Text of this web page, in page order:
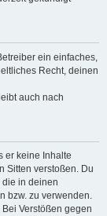
ein einfaches,
Recht, deinen
auch nach
er keine Inhalte
Sitten verstoßen. Du
die in deinen
bzw. zu verwenden.
Verstößen gegen